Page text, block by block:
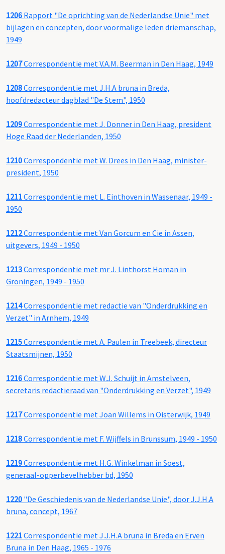
1206 Rapport "De oprichting van de Nederlandse Unie" met
bijlagen en concepten, door voormalige leden driemanschap,
1949
1207Correspondentie met V.A.M. Beerman in Den Haag, 1949
1208Correspondentie met J.H.A bruna in Breda,
hoofdredacteur dagblad "De Stem", 1950
1209Correspondentie met J. Donner in Den Haag, president
Hoge Raad der Nederlanden, 1950
1210Correspondentie met W. Drees in Den Haag, minister-
president, 1950
1211Correspondentie met L. Einthoven in Wassenaar, 1949 -
1950
1212Correspondentie met Van Gorcum en Cie in Assen,
uitgevers, 1949 - 1950
1213Correspondentie met mr J. Linthorst Homan in
Groningen, 1949 - 1950
1214Correspondentie met redactie van "Onderdrukking en
Verzet" in Arnhem, 1949
1215Correspondentie met A. Paulen in Treebeek, directeur
Staatsmijnen, 1950
1216Correspondentie met W.J. Schuijt in Amstelveen,
secretaris redactieraad van "Onderdrukking en Verzet", 1949
1217Correspondentie met Joan Willems in Oisterwijk, 1949
1218Correspondentie met F. Wijffels in Brunssum, 1949 - 1950
1219Correspondentie met H.G. Winkelman in Soest,
generaal-opperbevelhebber bd, 1950
1220 "De Geschiedenis van de Nederlandse Unie", door J.J.H.A
bruna, concept, 1967
1221Correspondentie met J.J.H.A bruna in Breda en Erven
Bruna in Den Haag, 1965 - 1976